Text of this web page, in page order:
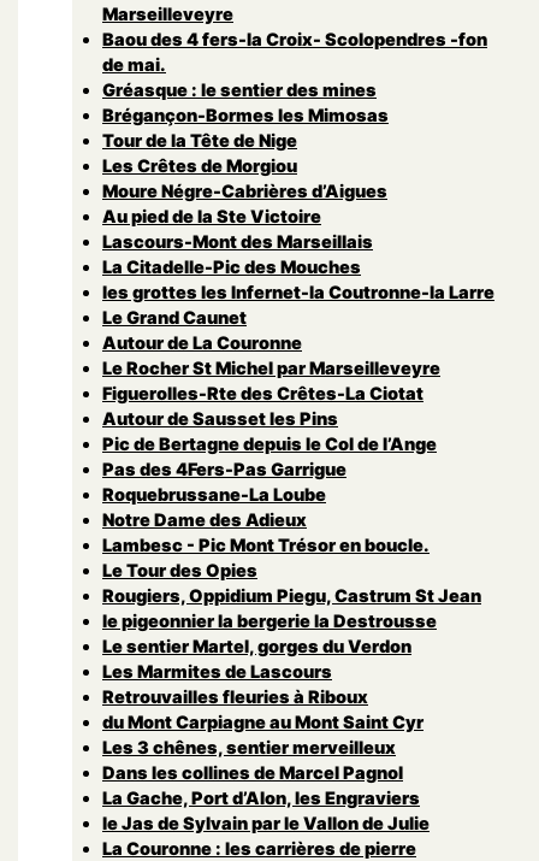
Marseilleveyre
Baou des 4 fers-la Croix- Scolopendres -fon
de mai.
Gréasque : le sentier des mines
Brégançon-Bormes les Mimosas
Tour de la Tête de Nige
Les Crêtes de Morgiou
Moure Négre-Cabrières d’Aigues
Au pied de la Ste Victoire
Lascours-Mont des Marseillais
La Citadelle-Pic des Mouches
les grottes les Infernet-la Coutronne-la Larre
Le Grand Caunet
Autour de La Couronne
Le Rocher St Michel par Marseilleveyre
Figuerolles-Rte des Crêtes-La Ciotat
Autour de Sausset les Pins
Pic de Bertagne depuis le Col de l’Ange
Pas des 4Fers-Pas Garrigue
Roquebrussane-La Loube
Notre Dame des Adieux
Lambesc - Pic Mont Trésor en boucle.
Le Tour des Opies
Rougiers, Oppidium Piegu, Castrum St Jean
le pigeonnier la bergerie la Destrousse
Le sentier Martel, gorges du Verdon
Les Marmites de Lascours
Retrouvailles fleuries à Riboux
du Mont Carpiagne au Mont Saint Cyr
Les 3 chênes, sentier merveilleux
Dans les collines de Marcel Pagnol
La Gache, Port d’Alon, les Engraviers
le Jas de Sylvain par le Vallon de Julie
La Couronne : les carrières de pierre